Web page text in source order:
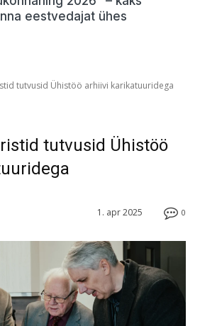
eestvedajat ühes